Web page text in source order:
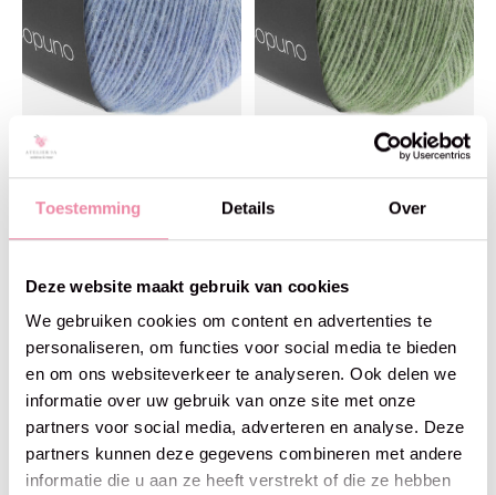
Toestemming Details Over
Deze website maakt gebruik van cookies
We gebruiken cookies om content en advertenties te
personaliseren, om functies voor social media te bieden
en om ons websiteverkeer te analyseren. Ook delen we
informatie over uw gebruik van onze site met onze
partners voor social media, adverteren en analyse. Deze
partners kunnen deze gegevens combineren met andere
informatie die u aan ze heeft verstrekt of die ze hebben
Lana Grossa
Ecopuno - Lana Grossa -13
€8,95
Ecopuno - Lana Grossa -20
€8,95